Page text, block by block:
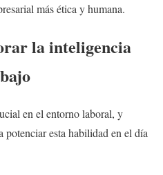
más ética y humana.
la inteligencia
en el entorno laboral, y
potenciar esta habilidad en el día